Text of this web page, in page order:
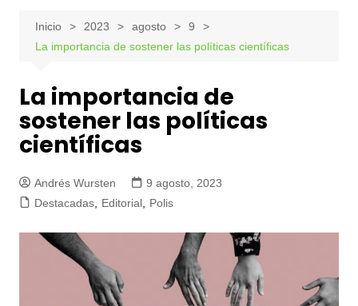
Inicio 2023 agosto
9
La importancia de sostener las políticas científicas
La importancia de
sostener las políticas
científicas
Andrés Wursten
9 agosto, 2023
Destacadas, Editorial, Polis